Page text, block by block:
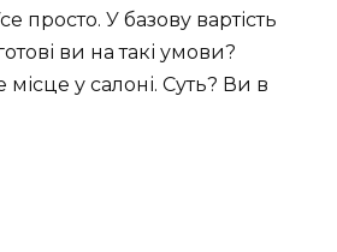
У базову вартість
ви на такі умови?
місце у салоні. Суть? Ви в